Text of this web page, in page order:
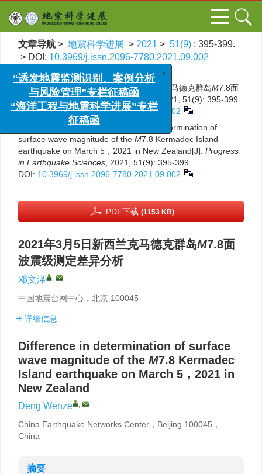
文章导航 > 地震科学进展 > 2021 > 51(9) : 395-399.
> DOI: 10.3969/j.issn.2096-7780.2021.09.002
引用本文:邓文泽. 2021年3月5日新西兰克马德克群岛M7.8面
波震级测定差异分析[J]. 地震科学进展, 2021, 51(9): 395-399.
DOI:10.3969/j.issn.2096-7780.2021.09.002
Deng Wenze. Difference in determination of
surface wave magnitude of the M7.8 Kermadec Island
earthquake on March 5，2021 in New Zealand[J]. Progress
in Earthquake Sciences , 2021, 51(9): 395-399.
DOI: 10.3969/j.issn.2096-7780.2021.09.002
PDF下载 (1153 KB)
2021年3月5日新西兰克马德克群岛M7.8面
波震级测定差异分析
邓文泽 ,
中国地震台网中心，北京 100045
详细信息
Difference in determination of surface
wave magnitude of the M7.8 Kermadec
Island earthquake on March 5，2021 in
New Zealand
Deng Wenze ,
China Earthquake Networks Center，Beijing 100045，
China
摘要
“诱发地震监测识别、案例分析
与风险管理”专栏征稿函
“海洋工程与地震科学进展”专栏
征稿函